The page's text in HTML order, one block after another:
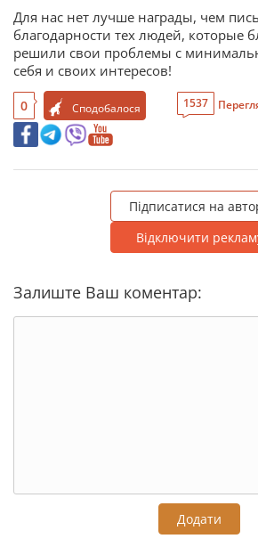
Для нас нет лучше награды, чем
благодарности тех людей, которые
решили свои проблемы с
себя и своих интересов!
0 Сподобалося 1537
Підписатися на
Відключити
Залиште Ваш коментар:
Додати